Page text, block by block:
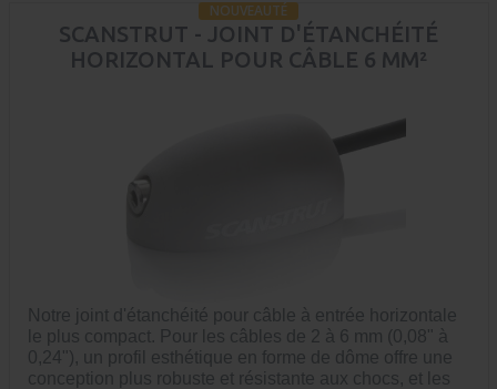
NOUVEAUTÉ
SCANSTRUT - JOINT D'ÉTANCHÉITÉ
HORIZONTAL POUR CÂBLE 6 MM²
Notre joint d'étanchéité pour câble à entrée horizontale
le plus compact. Pour les câbles de 2 à 6 mm (0,08" à
0,24"), un profil esthétique en forme de dôme offre une
conception plus robuste et résistante aux chocs, et les